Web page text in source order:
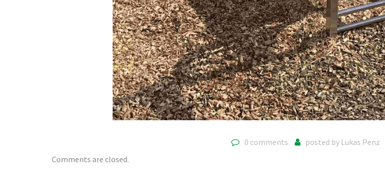
0 comments posted by Lukas Penz
Comments are closed.